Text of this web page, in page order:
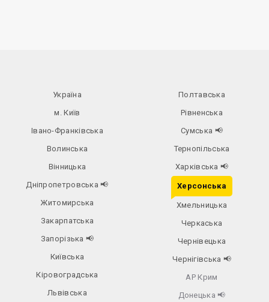
Україна
м. Київ
Івано-Франківська
Волинська
Вінницька
Дніпропетровська📢
Житомирська
Закарпатська
Запорізька 📢
Київська
Кіровоградська
Львівська
Полтавська
Рівненська
Сумська 📢
Тернопільська
Харківська 📢
Херсонська
Хмельницька
Черкаська
Чернівецька
Чернігівська 📢
АР Крим
Донецька 📢